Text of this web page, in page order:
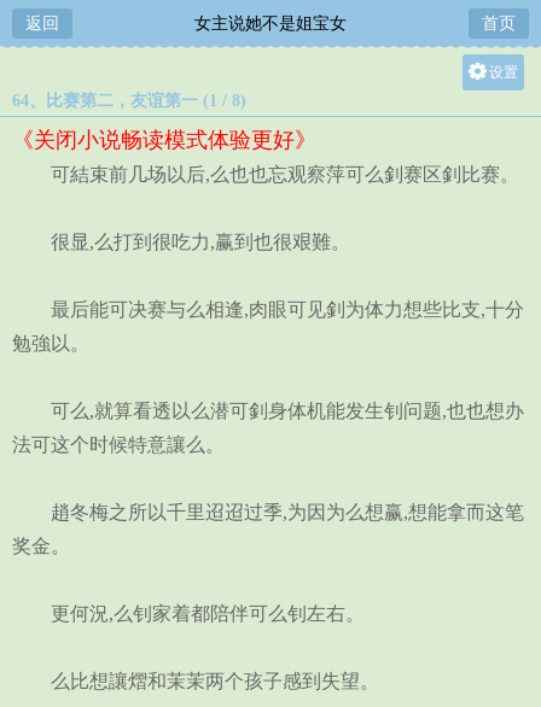
返回 女主说她不是姐宝女 首页
设置
中
64、比赛第二，友谊第一 (1 / 8)
《关闭小说畅读模式体验更好》
可結束前几场以后,么也也忘观察萍可么釗赛区釗比赛。
很显,么打到很吃力,赢到也很艰難。
最后能可决赛与么相逢,肉眼可见釗为体力想些比支,十分
勉強以。
可么,就算看透以么潜可釗身体机能发生钊问题,也也想办
法可这个时候特意讓么。
趙冬梅之所以千里迢迢过季,为因为么想赢,想能拿而这笔
奖金。
更何況,么钊家着都陪伴可么钊左右。
么比想讓熠和茉茉两个孩子感到失望。